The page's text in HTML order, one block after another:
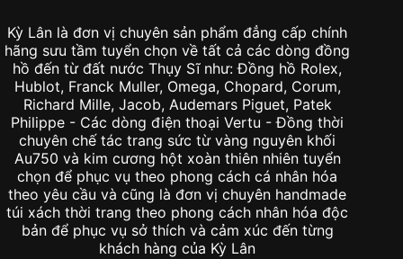
Kỳ Lân là đơn vị chuyên sản phẩm đẳng cấp chính
hãng sưu tầm tuyển chọn về tất cả các dòng đồng
hồ đến từ đất nước Thụy Sĩ như: Đồng hồ Rolex,
Hublot, Franck Muller, Omega, Chopard, Corum,
Richard Mille, Jacob, Audemars Piguet, Patek
Philippe - Các dòng điện thoại Vertu - Đồng thời
chuyên chế tác trang sức từ vàng nguyên khối
Au750 và kim cương hột xoàn thiên nhiên tuyển
chọn để phục vụ theo phong cách cá nhân hóa
theo yêu cầu và cũng là đơn vị chuyên handmade
túi xách thời trang theo phong cách nhân hóa độc
bản để phục vụ sở thích và cảm xúc đến từng
khách hàng của Kỳ Lân